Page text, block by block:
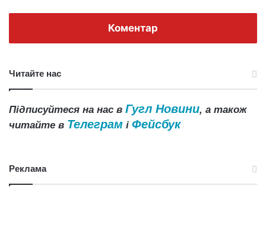
Коментар
Читайте нас
Підписуйтеся на нас в Гугл Новини, а також
читайте в Телеграм і Фейсбук
Реклама